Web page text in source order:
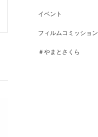
イベント
フィルムコミッション
＃やまとさくら